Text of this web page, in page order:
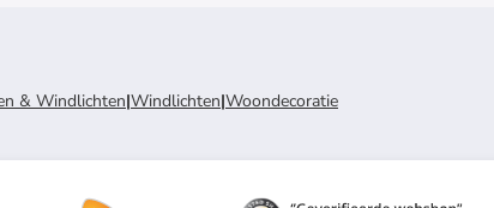
& Windlichten|Windlichten|Woondecoratie